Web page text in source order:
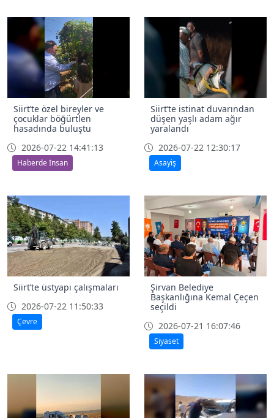
Siirt’te özel bireyler ve
çocuklar böğürtlen
hasadında buluştu
2026-07-22 14:41:13
Haberde İnsan
Siirt’te istinat duvarından
düşen yaşlı adam ağır
yaralandı
2026-07-22 12:30:17
Asayiş
Siirt’te üstyapı çalışmaları
2026-07-22 11:50:33
Çevre
Şirvan Belediye
Başkanlığına Kemal Çeçen
seçildi
2026-07-21 16:07:46
Siyaset